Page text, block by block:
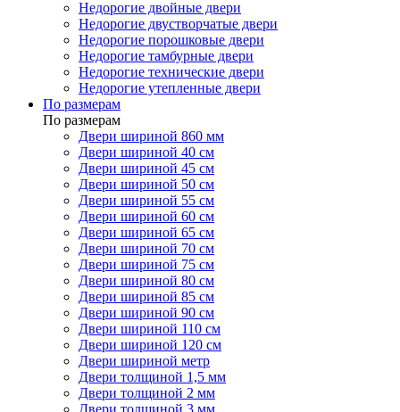
Недорогие двойные двери
Недорогие двустворчатые двери
Недорогие порошковые двери
Недорогие тамбурные двери
Недорогие технические двери
Недорогие утепленные двери
По размерам
По размерам
Двери шириной 860 мм
Двери шириной 40 см
Двери шириной 45 см
Двери шириной 50 см
Двери шириной 55 см
Двери шириной 60 см
Двери шириной 65 см
Двери шириной 70 см
Двери шириной 75 см
Двери шириной 80 см
Двери шириной 85 см
Двери шириной 90 см
Двери шириной 110 см
Двери шириной 120 см
Двери шириной метр
Двери толщиной 1,5 мм
Двери толщиной 2 мм